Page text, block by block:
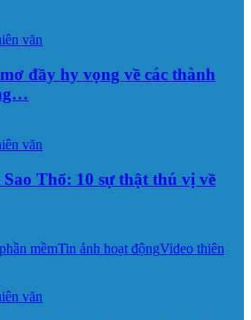
văn
đầy hy vọng về các thành
văn
Thổ: 10 sự thật thú vị về
mềmTin ảnh hoạt độngVideo thiên
văn